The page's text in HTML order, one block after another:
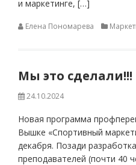
и маркетинге, […]
Елена Пономарева
Мы это сделали!!!
24.10.2024
Новая программа
Вышке «Спортивный
декабря. Позади
преподавателей (почти 40